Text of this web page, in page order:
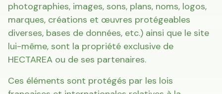
photographies, images, sons, plans, noms, logos,
marques, créations et œuvres protégeables
diverses, bases de données, etc.) ainsi que le site
lui-même, sont la propriété exclusive de
HECTAREA ou de ses partenaires.
Ces éléments sont protégés par les lois